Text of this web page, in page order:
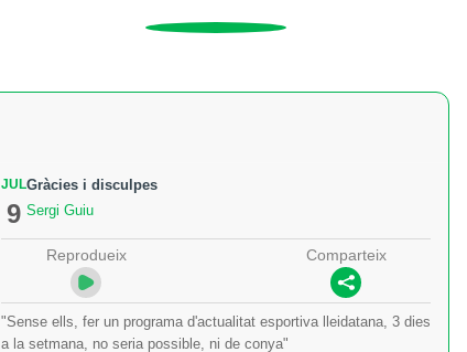
JUL
9
Gràcies i disculpes
Sergi Guiu
Reprodueix Comparteix
"Sense ells, fer un programa d'actualitat esportiva lleidatana, 3 dies
a la setmana, no seria possible, ni de conya"